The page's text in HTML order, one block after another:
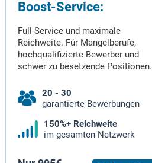
Boost-Service:
Full-Service und maximale
Reichweite. Für Mangelberufe,
hochqualifizierte Bewerber und
schwer zu besetzende Positionen.
20 - 30
garantierte Bewerbungen
150%+ Reichweite
im gesamten Netzwerk